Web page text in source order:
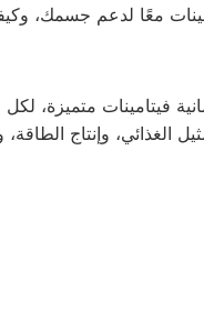
معًا لدعم جسمك،
فيتامينات متميزة،
الغذائي، وإنتاج